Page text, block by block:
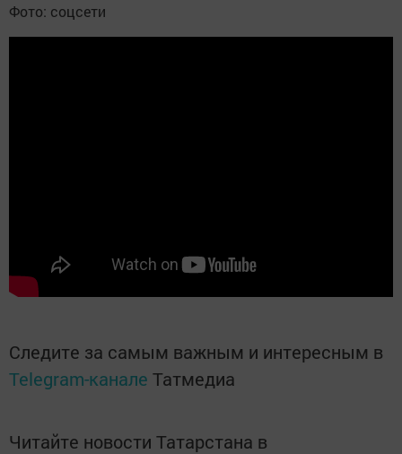
Фото: соцсети
Следите за самым важным и интересным в
Telegram-канале Татмедиа
Читайте новости Татарстана в